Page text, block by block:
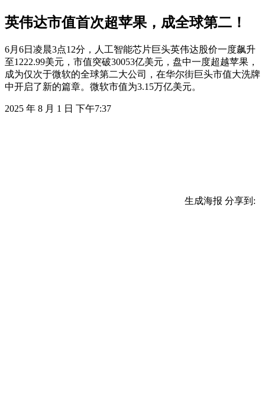
英伟达市值首次超苹果，成全球第二！
6月6日凌晨3点12分，人工智能芯片巨头英伟达股价一度飙升
至1222.99美元，市值突破30053亿美元，盘中一度超越苹果，
成为仅次于微软的全球第二大公司，在华尔街巨头市值大洗牌
中开启了新的篇章。微软市值为3.15万亿美元。
2025 年 8 月 1 日 下午7:37
生成海报 分享到: